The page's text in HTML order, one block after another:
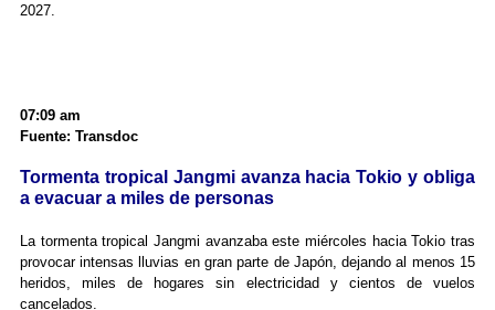
2027.
07:09 am
Fuente: Transdoc
Tormenta tropical Jangmi avanza hacia Tokio y obliga
a evacuar a miles de personas
La tormenta tropical Jangmi avanzaba este miércoles hacia Tokio tras
provocar intensas lluvias en gran parte de Japón, dejando al menos 15
heridos, miles de hogares sin electricidad y cientos de vuelos
cancelados.